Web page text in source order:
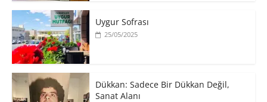
Uygur Sofrası
25/05/2025
​Dükkan: Sadece Bir Dükkan Değil,
Sanat Alanı